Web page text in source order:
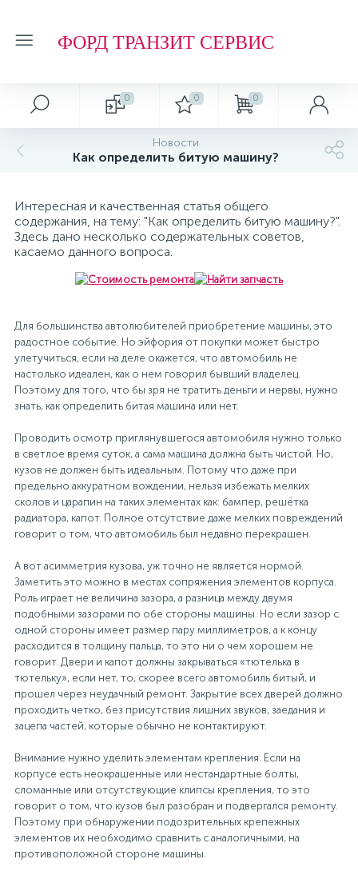
ФОРД ТРАНЗИТ СЕРВИС
0 0 0
Новости
Как определить битую машину?
Интересная и качественная статья общего
содержания, на тему: "Как определить битую машину?".
Здесь дано несколько содержательных советов,
касаемо данного вопроса.
Для большинства автолюбителей приобретение машины, это
радостное событие. Но эйфория от покупки может быстро
улетучиться, если на деле окажется, что автомобиль не
настолько идеален, как о нем говорил бывший владелец.
Поэтому для того, что бы зря не тратить деньги и нервы, нужно
знать, как определить битая машина или нет.
Проводить осмотр приглянувшегося автомобиля нужно только
в светлое время суток, а сама машина должна быть чистой. Но,
кузов не должен быть идеальным. Потому что даже при
предельно аккуратном вождении, нельзя избежать мелких
сколов и царапин на таких элементах как: бампер, решётка
радиатора, капот. Полное отсутствие даже мелких повреждений
говорит о том, что автомобиль был недавно перекрашен.
А вот асимметрия кузова, уж точно не является нормой.
Заметить это можно в местах сопряжения элементов корпуса.
Роль играет не величина зазора, а разница между двумя
подобными зазорами по обе стороны машины. Но если зазор с
одной стороны имеет размер пару миллиметров, а к концу
расходится в толщину пальца, то это ни о чем хорошем не
говорит. Двери и капот должны закрываться «тютелька в
тютельку», если нет, то, скорее всего автомобиль битый, и
прошел через неудачный ремонт. Закрытие всех дверей должно
проходить четко, без присутствия лишних звуков, заедания и
зацепа частей, которые обычно не контактируют.
Внимание нужно уделить элементам крепления. Если на
корпусе есть неокрашенные или нестандартные болты,
сломанные или отсутствующие клипсы крепления, то это
говорит о том, что кузов был разобран и подвергался ремонту.
Поэтому при обнаружении подозрительных крепежных
элементов их необходимо сравнить с аналогичными, на
противоположной стороне машины.
Автосервис
Ремонт подвески и ходовой части
Ремонт агрегатов
Рулевая система
Тормозная система
Автоэлектрика
О магазине
Отзывы о компании
Обзоры и советы
Обзоры
Рейтинг
Т.О. ФОРД ТРАНЗИТ
Фильтр МАСЛЯНЫЙ
Фильтр ТОПЛИВНЫЙ
Масло МОТОРНОЕ
ТОРМОЗНАЯ ЖИДКОСТЬ
АНТИФРИЗ
ПРИВОДНОЙ РЕМЕНЬ
РОЛИКИ
ТОРМОЗНЫЕ КОЛОДКИ
ТОРМОЗНЫЕ ДИСКИ